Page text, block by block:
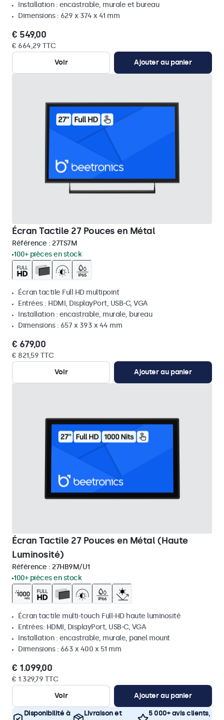
Installation : encastrable, murale et bureau
Dimensions : 629 x 374 x 41 mm
€ 549,00
€ 664,29 TTC
Voir
Ajouter au panier
Écran Tactile 27 Pouces en Métal
Référence : 27TS7M
100+ pièces en stock
Écran tactile Full HD multipoint
Entrées : HDMI, DisplayPort, USB-C, VGA
Installation : encastrable, murale, bureau
Dimensions : 657 x 393 x 44 mm
€ 679,00
€ 821,59 TTC
Voir
Ajouter au panier
Écran Tactile 27 Pouces en Métal (Haute
Luminosité)
Référence : 27HB9M/U1
100+ pièces en stock
Écran tactile multi-touch Full-HD haute luminosité
Entrées: HDMI, DisplayPort, USB-C, VGA
Installation : encastrable, murale, panel mount
Dimensions : 663 x 400 x 51 mm
€ 1.099,00
€ 1.329,79 TTC
Voir
Ajouter au panier
Disponibilité à Livraison et 5 000+ avis clients,